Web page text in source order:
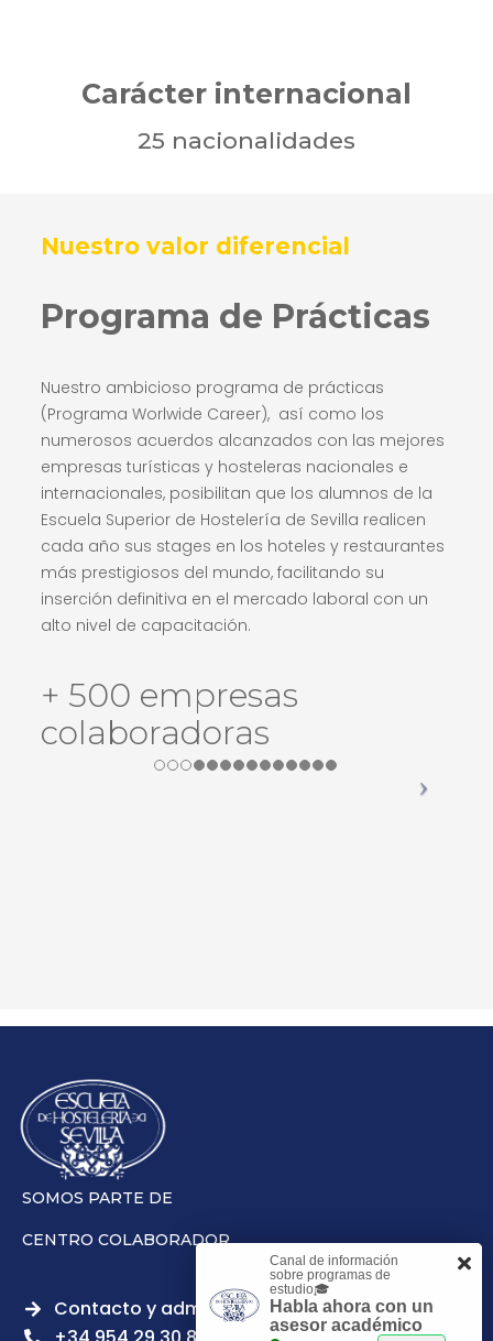
Carácter internacional
25 nacionalidades
Nuestro valor diferencial
Programa de Prácticas
Nuestro ambicioso programa de prácticas
(Programa Worlwide Career), así como los
numerosos acuerdos alcanzados con las mejores
empresas turísticas y hosteleras nacionales e
internacionales, posibilitan que los alumnos de la
Escuela Superior de Hostelería de Sevilla realicen
cada año sus stages en los hoteles y restaurantes
más prestigiosos del mundo, facilitando su
inserción definitiva en el mercado laboral con un
alto nivel de capacitación.
+ 500 empresas
colaboradoras
SOMOS PARTE DE
CENTRO COLABORADOR
Contacto y admisiones
Canal de información
sobre programas de
estudio🎓
Habla ahora con un
asesor académico